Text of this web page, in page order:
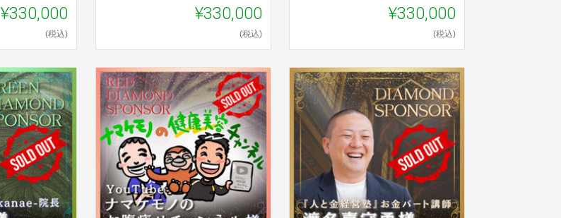
¥330,000
(税込)
¥330,000
(税込)
¥330,000
(税込)